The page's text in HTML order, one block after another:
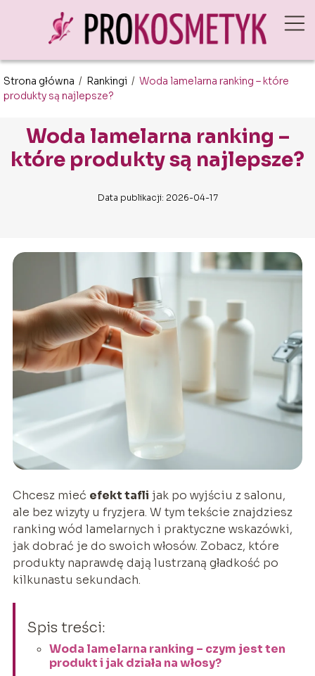
Strona główna / Rankingi / Woda lamelarna ranking – które
produkty są najlepsze?
Woda lamelarna ranking –
które produkty są najlepsze?
Data publikacji: 2026-04-17
Chcesz mieć efekt tafli jak po wyjściu z salonu,
ale bez wizyty u fryzjera. W tym tekście znajdziesz
ranking wód lamelarnych i praktyczne wskazówki,
jak dobrać je do swoich włosów. Zobacz, które
produkty naprawdę dają lustrzaną gładkość po
kilkunastu sekundach.
Spis treści:
Woda lamelarna ranking – czym jest ten
produkt i jak działa na włosy?